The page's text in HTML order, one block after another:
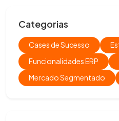
Categorias
Cases de Sucesso
Funcionalidades ERP
Mercado Segmentado